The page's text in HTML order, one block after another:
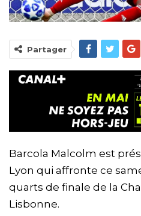
Partager
Barcola Malcolm est
Lyon qui affronte ce
quarts de finale de la
Lisbonne.